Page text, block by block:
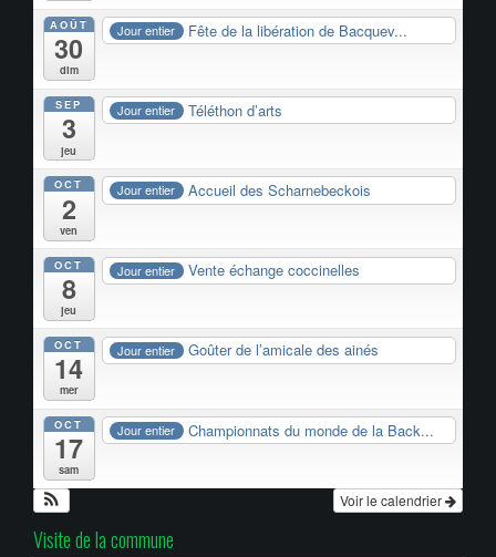
AOÛT
30
dim
Jour entier Fête de la libération de Bacquev...
SEP
3
jeu
Jour entier Téléthon d’arts
OCT
2
ven
Jour entier Accueil des Scharnebeckois
OCT
8
jeu
Jour entier Vente échange coccinelles
OCT
14
mer
Jour entier Goûter de l’amicale des ainés
OCT
17
sam
Jour entier Championnats du monde de la Back...
Voir le calendrier
Visite de la commune